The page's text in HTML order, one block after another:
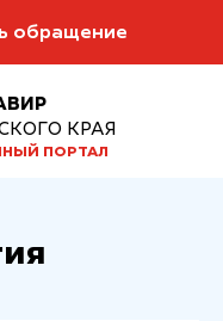
обращение
КРАЯ
ПОРТАЛ